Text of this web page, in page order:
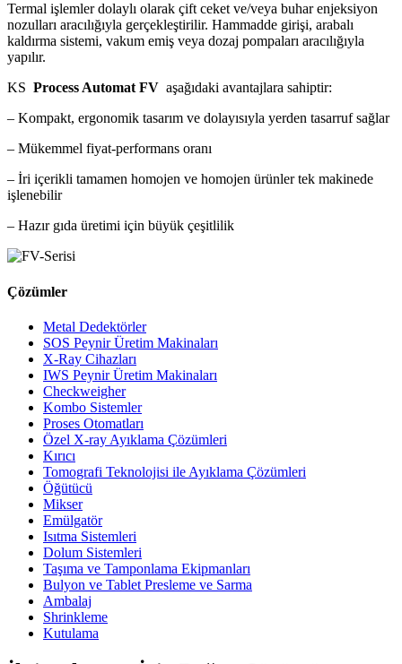
Termal işlemler dolaylı olarak çift ceket ve/veya buhar enjeksiyon
nozulları aracılığıyla gerçekleştirilir. Hammadde girişi, arabalı
kaldırma sistemi, vakum emiş veya dozaj pompaları aracılığıyla
yapılır.
KS Process Automat FV aşağıdaki avantajlara sahiptir:
– Kompakt, ergonomik tasarım ve dolayısıyla yerden tasarruf sağlar
– Mükemmel fiyat-performans oranı
– İri içerikli tamamen homojen ve homojen ürünler tek makinede
işlenebilir
– Hazır gıda üretimi için büyük çeşitlilik
Çözümler
Metal Dedektörler
SOS Peynir Üretim Makinaları
X-Ray Cihazları
IWS Peynir Üretim Makinaları
Checkweigher
Kombo Sistemler
Proses Otomatları
Özel X-ray Ayıklama Çözümleri
Kırıcı
Tomografi Teknolojisi ile Ayıklama Çözümleri
Öğütücü
Mikser
Emülgatör
Isıtma Sistemleri
Dolum Sistemleri
Taşıma ve Tamponlama Ekipmanları
Bulyon ve Tablet Presleme ve Sarma
Ambalaj
Shrinkleme
Kutulama